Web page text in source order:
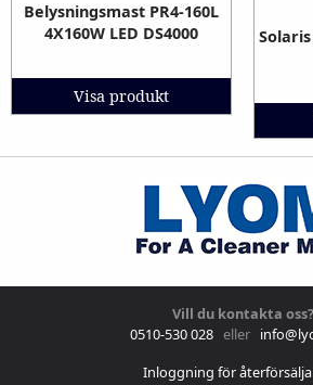
Belysningsmast PR4-160L
4X160W LED DS4000
Visa produkt
Vill du kontakta oss?
0510-530 028 eller
Inloggning för